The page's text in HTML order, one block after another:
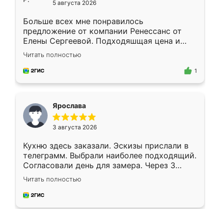
5 августа 2026
Больше всех мне понравилось
предложение от компании Ренессанс от
Елены Сергеевой. Подходяшщая цена и
короткие сроки изготовления. Приехавший
для замера сотрудник Владислав
предложил по моему эскизу самый
Читать полностью
1
Ярослава
3 августа 2026
Кухню здесь заказали. Эскизы прислали в
телеграмм. Выбрали наиболее подходящий.
Согласовали день для замера. Через 3
недели кухня была уже готова. Остались
довольны работой. Спасибо Ренессанс
мебель за качественную работу!
Читать полностью